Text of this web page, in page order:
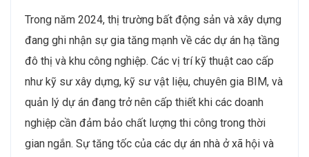
qua việc ứng dụng công nghệ số và các giải pháp tự
động hóa như BIM (Building Information Modeling)
vào quản lý và thi công. Nhân viên được làm việc trong
môi trường chuyên nghiệp hơn, với công cụ hỗ trợ hiện
đại và quy trình được tối ưu hóa, giúp cải thiện năng
suất và giảm thiểu rủi ro trong quá trình thi công. Đặc
biệt, phát triển đô thị thông minh và sử dụng vật liệu